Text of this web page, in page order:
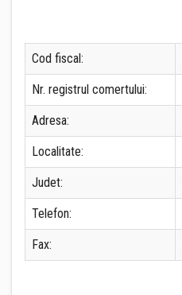
Cod fiscal:
Nr. registrul comertului:
Adresa:
Localitate:
Judet:
Telefon:
Fax: